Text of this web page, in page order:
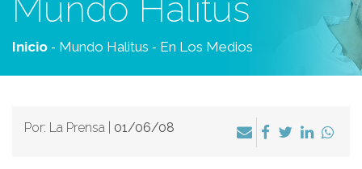
Mundo Halitus
Inicio - Mundo Halitus - En Los Medios
Por: La Prensa | 01/06/08